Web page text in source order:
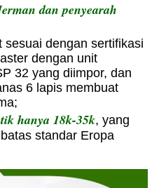
dan penyearah
dengan sertifikasi
dengan unit
32 yang diimpor, dan
6 lapis membuat
hanya 18k-35k, yang
standar Eropa